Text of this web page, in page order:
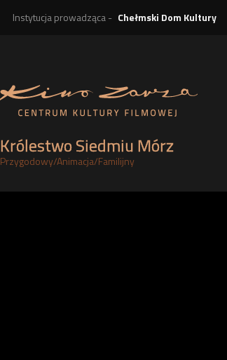
Instytucja prowadząca - Chełmski Dom Kultury
Królestwo Siedmiu Mórz
Przygodowy/Animacja/Familijny